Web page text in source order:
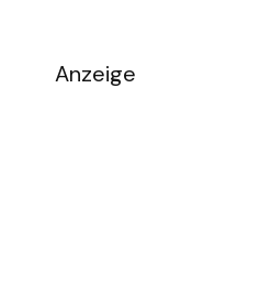
Anzeige